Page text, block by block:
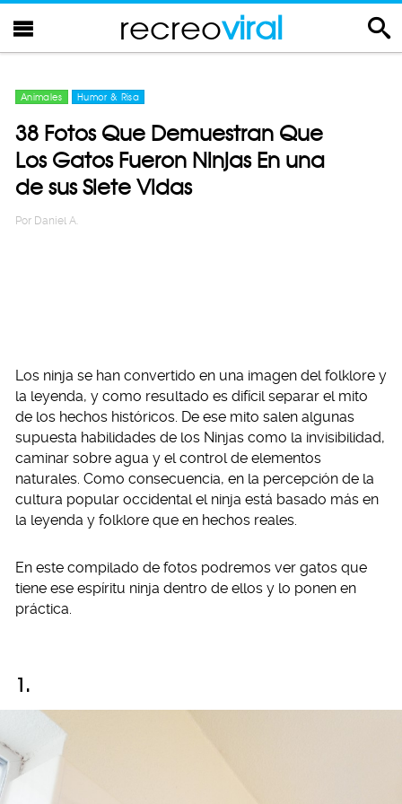
recreoviral
Animales Humor & Risa
38 Fotos Que Demuestran Que
Los Gatos Fueron Ninjas En una
de sus Siete Vidas
Por Daniel A.
Los ninja se han convertido en una imagen del folklore y
la leyenda, y como resultado es difícil separar el mito
de los hechos históricos. De ese mito salen algunas
supuesta habilidades de los Ninjas como la invisibilidad,
caminar sobre agua y el control de elementos
naturales. Como consecuencia, en la percepción de la
cultura popular occidental el ninja está basado más en
la leyenda y folklore que en hechos reales.
En este compilado de fotos podremos ver gatos que
tiene ese espíritu ninja dentro de ellos y lo ponen en
práctica.
1.